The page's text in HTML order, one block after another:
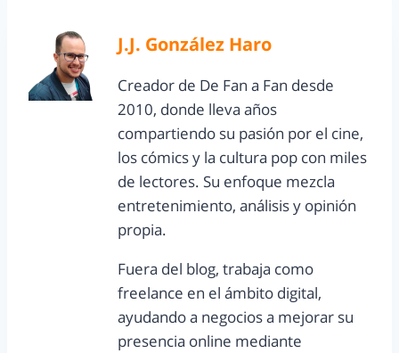
J.J. González Haro
Creador de De Fan a Fan desde
2010, donde lleva años
compartiendo su pasión por el cine,
los cómics y la cultura pop con miles
de lectores. Su enfoque mezcla
entretenimiento, análisis y opinión
propia.
Fuera del blog, trabaja como
freelance en el ámbito digital,
ayudando a negocios a mejorar su
presencia online mediante